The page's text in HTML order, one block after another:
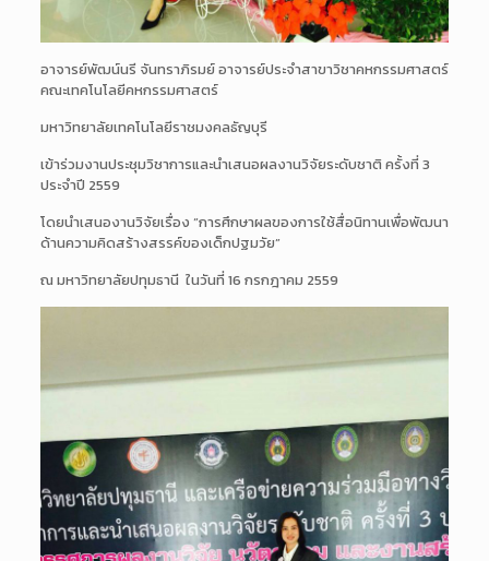
อาจารย์พัฒน์นรี จันทราภิรมย์ อาจารย์ประจำสาขาวิชาคหกรรมศาสตร์
คณะเทคโนโลยีคหกรรมศาสตร์
มหาวิทยาลัยเทคโนโลยีราชมงคลธัญบุรี
เข้าร่วมงานประชุมวิชาการและนำเสนอผลงานวิจัยระดับชาติ ครั้งที่ 3
ประจำปี 2559
โดยนำเสนองานวิจัยเรื่อง “การศึกษาผลของการใช้สื่อนิทานเพื่อพัฒนา
ด้านความคิดสร้างสรรค์ของเด็กปฐมวัย”
ณ มหาวิทยาลัยปทุมธานี ในวันที่ 16 กรกฎาคม 2559